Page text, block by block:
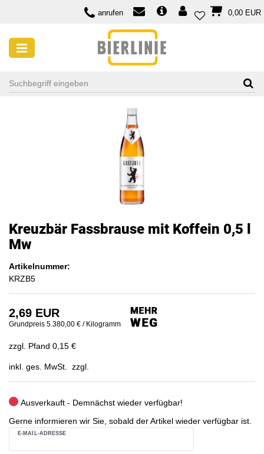
anrufen 0,00 EUR
Kreuzbär Fassbrause mit Koffein 0,5 l
Mw
Artikelnummer:
KRZB5
2,69 EUR
Grundpreis 5.380,00 € / Kilogramm
zzgl. Pfand 0,15 €
inkl. ges. MwSt. zzgl.
Ausverkauft - Demnächst wieder verfügbar!
Gerne informieren wir Sie, sobald der Artikel wieder verfügbar ist.
E-MAIL-ADRESSE